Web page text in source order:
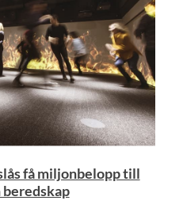
få miljonbelopp till